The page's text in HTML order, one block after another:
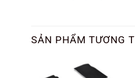
SẢN PHẨM TƯƠNG